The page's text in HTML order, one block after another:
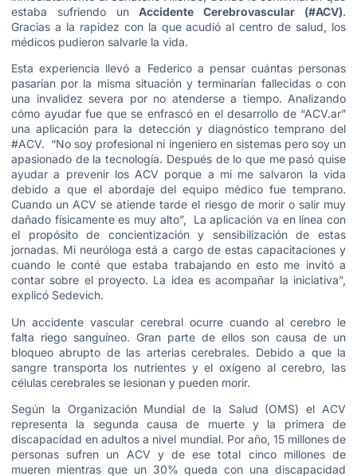
estaba sufriendo unAccidente Cerebrovascular (#ACV).
Gracias a la rapidez con la que acudió al centro de salud, los
médicos pudieron salvarle la vida.
Esta experiencia llevó a Federico a pensar cuántas personas
pasarían por la misma situación y terminarían fallecidas o con
una invalidez severa por no atenderse a tiempo. Analizando
cómo ayudar fue que se enfrascó en el desarrollo de “ACV.ar”
una aplicación para la detección y diagnóstico temprano del
#ACV. “No soy profesional ni ingeniero en sistemas pero soy un
apasionado de la tecnología. Después de lo que me pasó quise
ayudar a prevenir los ACV porque a mi me salvaron la vida
debido a que el abordaje del equipo médico fue temprano.
Cuando un ACV se atiende tarde el riesgo de morir o salir muy
dañado físicamente es muy alto”, La aplicación va en línea con
el propósito de concientización y sensibilización de estas
jornadas. Mi neuróloga está a cargo de estas capacitaciones y
cuando le conté que estaba trabajando en esto me invitó a
contar sobre el proyecto. La idea es acompañar la iniciativa”,
explicó Sedevich.
Un accidente vascular cerebral ocurre cuando al cerebro le
falta riego sanguíneo. Gran parte de ellos son causa de un
bloqueo abrupto de las arterias cerebrales. Debido a que la
sangre transporta los nutrientes y el oxígeno al cerebro, las
células cerebrales se lesionan y pueden morir.
Según la Organización Mundial de la Salud (OMS) el ACV
representa la segunda causa de muerte y la primera de
discapacidad en adultos a nivel mundial. Por año, 15 millones de
personas sufren un ACV y de ese total cinco millones de
mueren mientras que un 30% queda con una discapacidad